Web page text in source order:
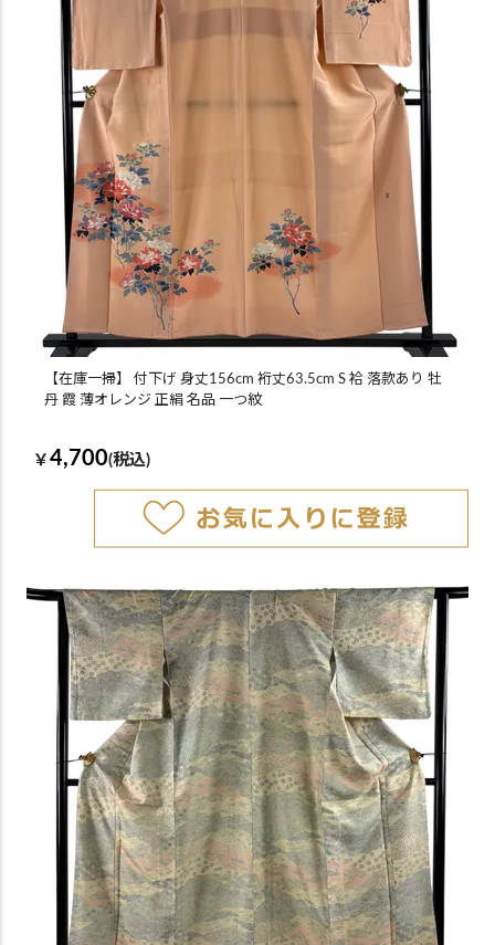
【在庫一掃】 付下げ 身丈156cm 裄丈63.5cm S 袷 落款あり 牡
丹 霞 薄オレンジ 正絹 名品 一つ紋
￥ 4,700(税込)